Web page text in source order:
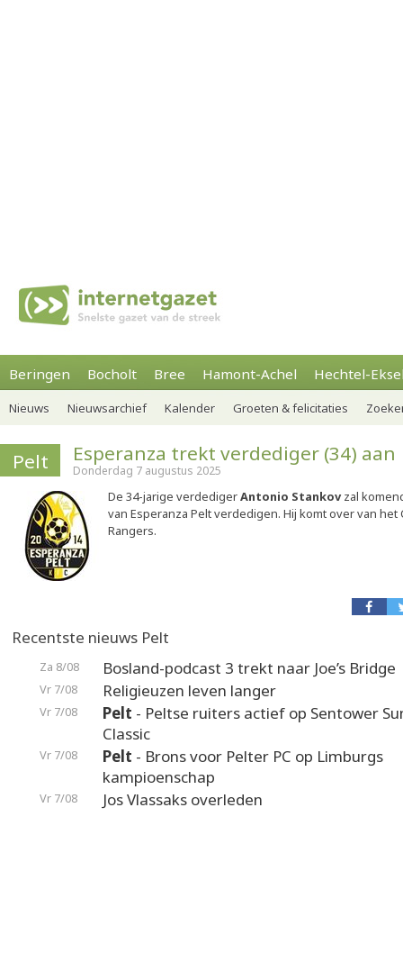
Beringen Bocholt Bree Hamont-Achel Hechtel-
Nieuws Nieuwsarchief Kalender Groeten & felicitaties
Pelt Esperanza trekt verdediger (34) aan
Donderdag 7 augustus 2025
De 34-jarige verdedigerAntonio Stankovzal
van Esperanza Pelt verdedigen. Hij komt over van het
Rangers.
Recentste nieuws Pelt
Za 8/08 Bosland-podcast 3 trekt naar Joe’s Bridge
Vr 7/08 Religieuzen leven langer
Vr 7/08 Pelt - Peltse ruiters actief op Sentower
Classic
Vr 7/08 Pelt - Brons voor Pelter PC op Limburgs
kampioenschap
Vr 7/08 Jos Vlassaks overleden